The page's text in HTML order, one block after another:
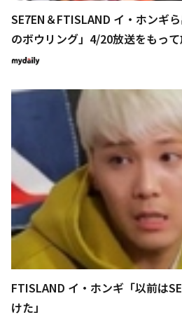
SE7EN＆FTISLAND イ・ホンギ
のボウリング」4/20放送をもっ
め”
FTISLAND イ・ホンギ「以前は
けた」